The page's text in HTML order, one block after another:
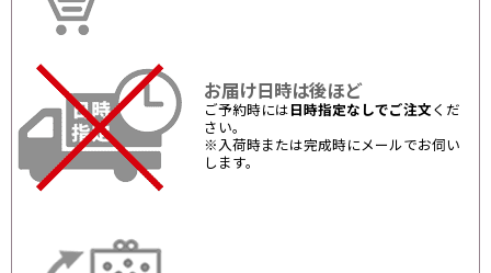
お届け日時は後ほど
ご予約時には 日時指定なしでご注文 くだ
さい。
※入荷時または完成時にメールでお伺い
します。